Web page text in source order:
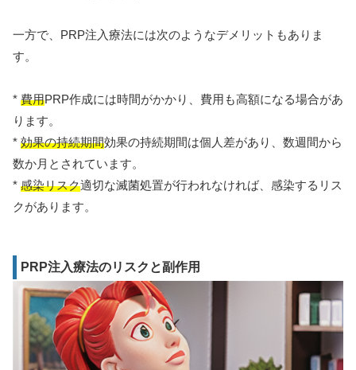
一方で、PRP注入療法には次のようなデメリットもありま
す。
* 費用PRP作成には時間がかかり、費用も高額になる場合があ
ります。
* 効果の持続期間効果の持続期間は個人差があり、数週間から
数か月とされています。
* 感染リスク適切な滅菌処置が行われなければ、感染するリス
クがあります。
PRP注入療法のリスクと副作用